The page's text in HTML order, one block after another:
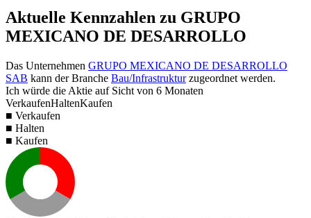
Aktuelle Kennzahlen zu GRUPO
MEXICANO DE DESARROLLO
Das Unternehmen GRUPO MEXICANO DE DESARROLLO
SAB kann der Branche Bau/Infrastrukturzugeordnet werden.
Ich würde die Aktie auf Sicht von 6 Monaten
VerkaufenHaltenKaufen
■ Verkaufen
■ Halten
■ Kaufen